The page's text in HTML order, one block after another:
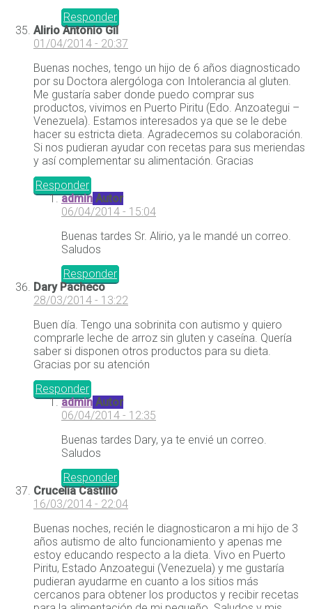
Responder
Alirio Antonio Gil
01/04/2014 - 20:37
Buenas noches, tengo un hijo de 6 años diagnosticado
por su Doctora alergóloga con Intolerancia al gluten.
Me gustaría saber donde puedo comprar sus
productos, vivimos en Puerto Piritu (Edo. Anzoategui –
Venezuela). Estamos interesados ya que se le debe
hacer su estricta dieta. Agradecemos su colaboración.
Si nos pudieran ayudar con recetas para sus meriendas
y así complementar su alimentación. Gracias
Responder
admin Autor
06/04/2014 - 15:04
Buenas tardes Sr. Alirio, ya le mandé un correo.
Saludos
Responder
Dary Pacheco
28/03/2014 - 13:22
Buen día. Tengo una sobrinita con autismo y quiero
comprarle leche de arroz sin gluten y caseína. Quería
saber si disponen otros productos para su dieta.
Gracias por su atención
Responder
admin Autor
06/04/2014 - 12:35
Buenas tardes Dary, ya te envié un correo.
Saludos
Responder
Crucelia Castillo
16/03/2014 - 22:04
Buenas noches, recién le diagnosticaron a mi hijo de 3
años autismo de alto funcionamiento y apenas me
estoy educando respecto a la dieta. Vivo en Puerto
Piritu, Estado Anzoategui (Venezuela) y me gustaría
pudieran ayudarme en cuanto a los sitios más
cercanos para obtener los productos y recibir recetas